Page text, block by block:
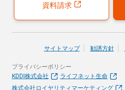
女性向けがん保険
40歳以上の方にはこちらもおすすめ
引受保険会社について
おすすめ加入例
お客さまの声
資料請求
サイトマップ 勧誘方針
プライバシーポリシー
KDDI株式会社
ライフネット生命
株式会社ロイヤリティマーケティング